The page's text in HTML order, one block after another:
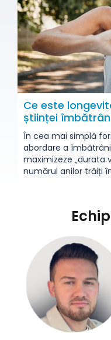
Ce este
științei
În cea mai simplă
abordare a
maximizeze „durata
numărul anilor trăiți
tradițională pe
analizează toate